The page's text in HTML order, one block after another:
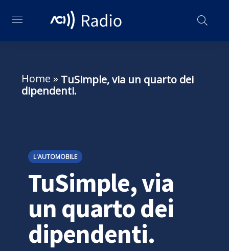
Home » TuSimple, via un quarto dei
dipendenti.
L'AUTOMOBILE
TuSimple, via
un quarto dei
dipendenti.